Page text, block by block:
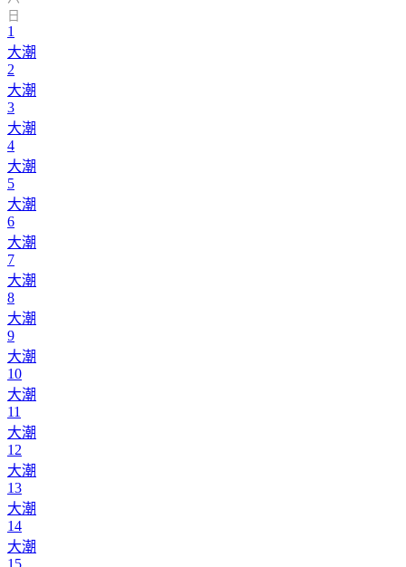
日
1
大潮
2
大潮
3
大潮
4
大潮
5
大潮
6
大潮
7
大潮
8
大潮
9
大潮
10
大潮
11
大潮
12
大潮
13
大潮
14
大潮
15